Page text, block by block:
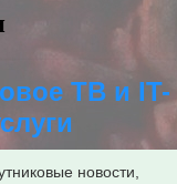
ТВ и IT-
новости,